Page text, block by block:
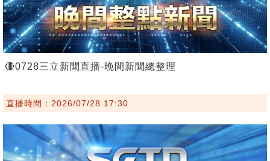
🔴0728三立新聞直播-晚間新聞總整理
直播時間：2026/07/28 17:30